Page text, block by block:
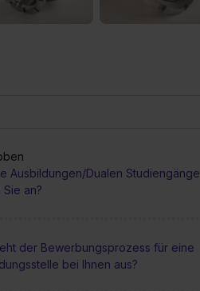
Ausbildungen/Dualen Studiengänge
an?
der Bewerbungsprozess für eine
bei Ihnen aus?